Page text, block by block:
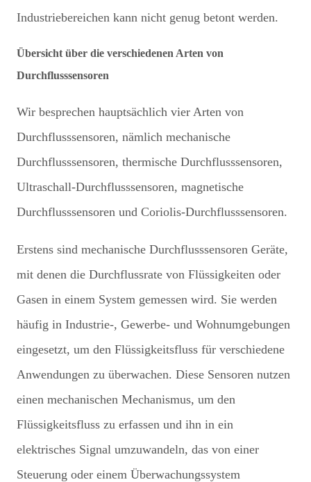
Industriebereichen kann nicht genug betont werden.
Übersicht über die verschiedenen Arten von
Durchflusssensoren
Wir besprechen hauptsächlich vier Arten von
Durchflusssensoren, nämlich mechanische
Durchflusssensoren, thermische Durchflusssensoren,
Ultraschall-Durchflusssensoren, magnetische
Durchflusssensoren und Coriolis-Durchflusssensoren.
Erstens sind mechanische Durchflusssensoren Geräte,
mit denen die Durchflussrate von Flüssigkeiten oder
Gasen in einem System gemessen wird. Sie werden
häufig in Industrie-, Gewerbe- und Wohnumgebungen
eingesetzt, um den Flüssigkeitsfluss für verschiedene
Anwendungen zu überwachen. Diese Sensoren nutzen
einen mechanischen Mechanismus, um den
Flüssigkeitsfluss zu erfassen und ihn in ein
elektrisches Signal umzuwandeln, das von einer
Steuerung oder einem Überwachungssystem